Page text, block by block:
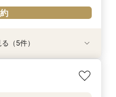
渾身の豪華フレンチ試食
華コース試食＆10大特典
なし」アップ額が少ない
ワンちゃんも一緒！貸切
相談会】スマホで簡単！
（5件）